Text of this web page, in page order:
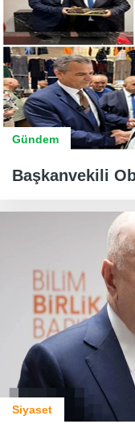
Gündem
Başkanvekili
Siyaset